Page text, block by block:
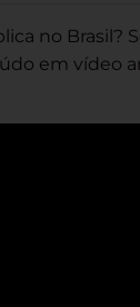
no Brasil?
em vídeo